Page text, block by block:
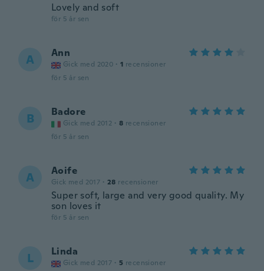
Lovely and soft
för 5 år sen
A Ann
Gick med 2020 · 1 recensioner
för 5 år sen
B Badore
Gick med 2012 · 8 recensioner
för 5 år sen
A Aoife
Gick med 2017 · 28 recensioner
Super soft, large and very good quality. My
son loves it
för 5 år sen
L Linda
Gick med 2017 · 5 recensioner